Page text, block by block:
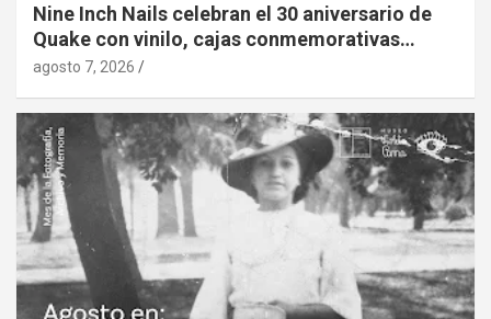
Nine Inch Nails celebran el 30 aniversario de
Quake con vinilo, cajas conmemorativas…
agosto 7, 2026